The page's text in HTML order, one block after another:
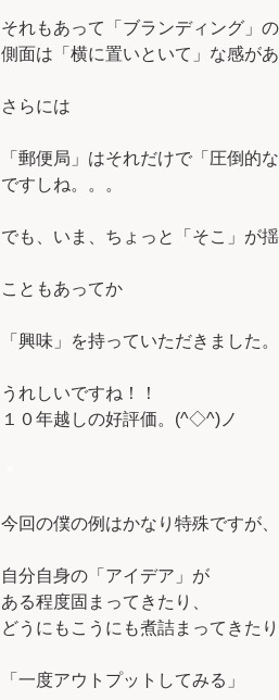
それもあって「ブランディング」の
側面は「横に置いといて」な感があ
さらには
「郵便局」はそれだけで「圧倒的な
ですしね。。。
でも、いま、ちょっと「そこ」が揺
こともあってか
「興味」を持っていただきました。
うれしいですね！！
１０年越しの好評価。(^◇^)ノ
今回の僕の例はかなり特殊ですが、
自分自身の「アイデア」が
ある程度固まってきたり、
どうにもこうにも煮詰まってきたり
「一度アウトプットしてみる」